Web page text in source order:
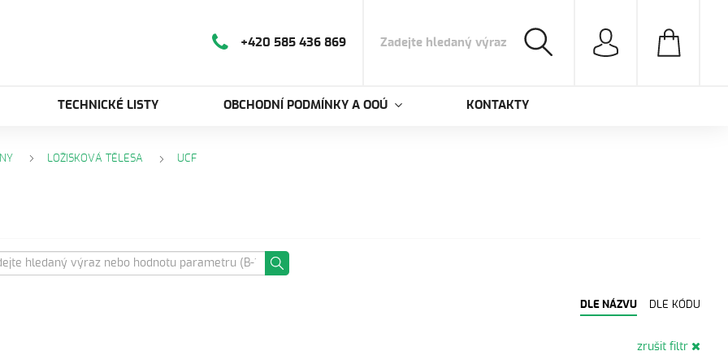
+420 585 436 869
TECHNICKÉ LISTY OBCHODNÍ PODMÍNKY A OOÚ KONTAKTY
LOŽISKOVÁ TĚLESA UCF
DLE NÁZVU DLE KÓDU
zrušit filtr